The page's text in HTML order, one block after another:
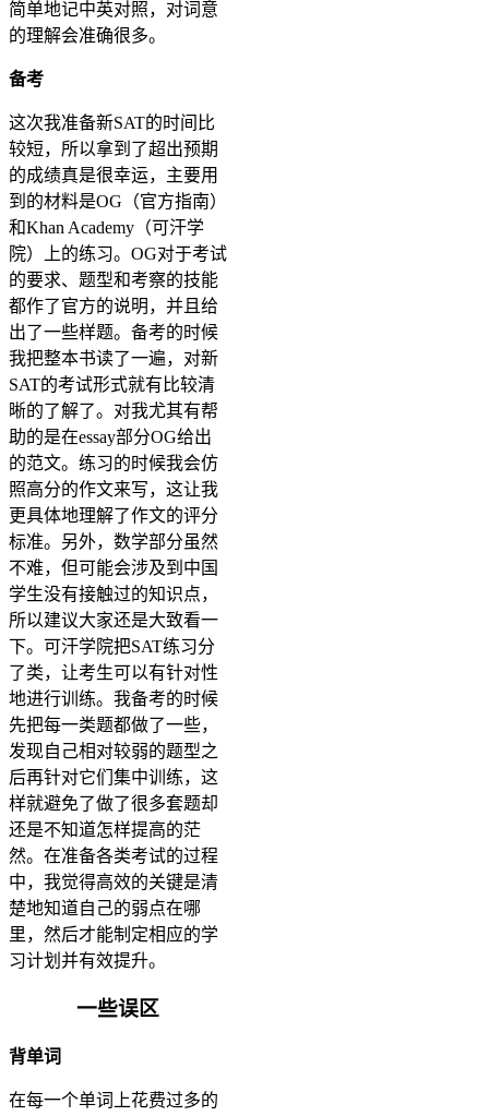
简单地记中英对照，对词意
的理解会准确很多。
备考
这次我准备新SAT的时间比
较短，所以拿到了超出预期
的成绩真是很幸运，主要用
到的材料是OG（官方指南）
和Khan Academy（可汗学
院）上的练习。OG对于考试
的要求、题型和考察的技能
都作了官方的说明，并且给
出了一些样题。备考的时候
我把整本书读了一遍，对新
SAT的考试形式就有比较清
晰的了解了。对我尤其有帮
助的是在essay部分OG给出
的范文。练习的时候我会仿
照高分的作文来写，这让我
更具体地理解了作文的评分
标准。另外，数学部分虽然
不难，但可能会涉及到中国
学生没有接触过的知识点，
所以建议大家还是大致看一
下。可汗学院把SAT练习分
了类，让考生可以有针对性
地进行训练。我备考的时候
先把每一类题都做了一些，
发现自己相对较弱的题型之
后再针对它们集中训练，这
样就避免了做了很多套题却
还是不知道怎样提高的茫
然。在准备各类考试的过程
中，我觉得高效的关键是清
楚地知道自己的弱点在哪
里，然后才能制定相应的学
习计划并有效提升。
一些误区
背单词
在每一个单词上花费过多的